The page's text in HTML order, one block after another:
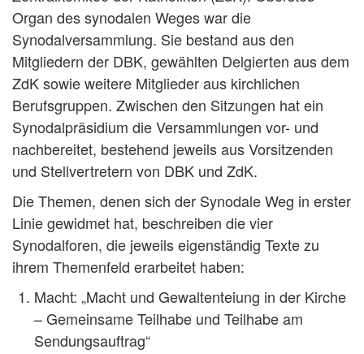
Organ des synodalen Weges war die
Synodalversammlung. Sie bestand aus den
Mitgliedern der DBK, gewählten Delgierten aus dem
ZdK sowie weitere Mitglieder aus kirchlichen
Berufsgruppen. Zwischen den Sitzungen hat ein
Synodalpräsidium die Versammlungen vor- und
nachbereitet, bestehend jeweils aus Vorsitzenden
und Stellvertretern von DBK und ZdK.
Die Themen, denen sich der Synodale Weg in erster
Linie gewidmet hat, beschreiben die vier
Synodalforen, die jeweils eigenständig Texte zu
ihrem Themenfeld erarbeitet haben:
Macht: „Macht und Gewaltenteiung in der Kirche
– Gemeinsame Teilhabe und Teilhabe am
Sendungsauftrag“